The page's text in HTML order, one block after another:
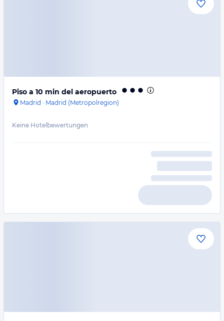
Piso a 10 min del aeropuerto
Madrid · Madrid (Metropolregion)
Keine Hotelbewertungen